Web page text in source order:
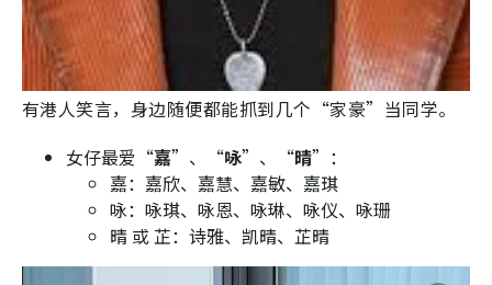
有港人笑言，身边随便都能抓到几个“家豪”当同学。
女仔最爱“嘉”、“咏”、“晴”：
嘉：嘉欣、嘉慧、嘉敏、嘉琪
咏：咏琪、咏恩、咏琳、咏仪、咏珊
晴 或 芷：诗雅、凯晴、芷晴